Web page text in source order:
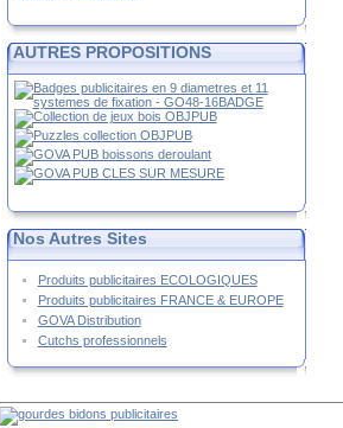
AUTRES PROPOSITIONS
Nos Autres Sites
Produits publicitaires ECOLOGIQUES
Produits publicitaires FRANCE & EUROPE
GOVA Distribution
Cutchs professionnels